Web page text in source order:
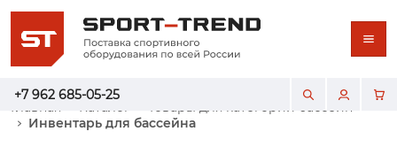
+7 962 685-05-25
Главная Каталог
Товары для категории бассейн
Инвентарь для бассейна